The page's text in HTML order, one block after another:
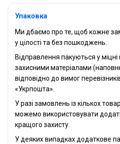
Упаковка
Ми дбаємо про те, щоб кожне
у цілості та без пошкоджень.
Відправлення пакуються у
захисними матеріалами
відповідно до вимог
«Укрпошта».
У разі замовлень із кількох
можемо використовувати
кращого захисту.
У деяких випадках додаткове